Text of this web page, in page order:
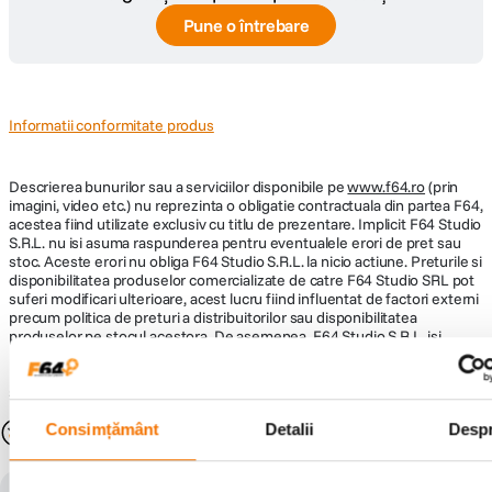
Consimțământ Detalii
Specificatii
HDD:
1 TB
Memorie RAM: 8 GB
Procesor:
x86-64 AMD “Jaguar”;
8 nuclee
Placa grafica: AMD Radeon 4.20 TFLOPS
Unitate optica: Blu-Ray;
DVD
Conectivitate
Bluetooth: Da
Retea:
10/100/1000 Mbps
802.11 ac
Pune o întrebare
Informatii conformitate produs
Descrierea bunurilor sau a serviciilor disponibile pewww.f64.ro(prin
imagini, video etc.) nu reprezinta o obligatie contractuala din partea F64,
acestea fiind utilizate exclusiv cu titlu de prezentare. Implicit F64 Studio
S.R.L. nu isi asuma raspunderea pentru eventualele erori de pret sau
stoc. Aceste erori nu obliga F64 Studio S.R.L. la nicio actiune. Preturile si
disponibilitatea produselor comercializate de catre F64 Studio SRL pot
suferi modificari ulterioare, acest lucru fiind influentat de factori externi
precum politica de preturi a distribuitorilor sau disponibilitatea
produselor pe stocul acestora. De asemenea, F64 Studio S.R.L. isi
rezerva dreptul de a corecta eventuale omisiuni sau erori in afisare care
pot surveni in urma unor greseli de dactilografiere, lipsa de acuratete
sau erori ale produselor software, fara a anunta in prealabil.
S-ar putea să-ți placă și